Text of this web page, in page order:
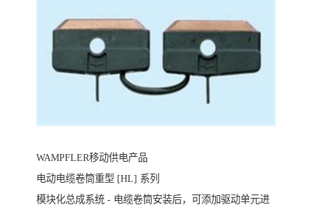
WAMPFLER移动供电产品
电动电缆卷筒重型 [HL] 系列
模块化总成系统 - 电缆卷筒安装后，可添加驱动单元进